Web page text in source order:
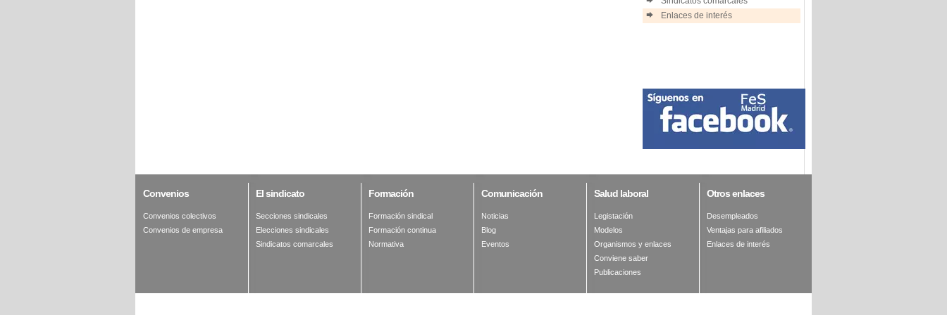
Enlaces de interés
Convenios
Convenios colectivos
Convenios de empresa
Elsindicato
Secciones sindicales
Elecciones sindicales
Sindicatos comarcales
Formación
Formación sindical
Formación continua
Normativa
Comunicación
Noticias
Blog
Eventos
Salud laboral
Legistación
Modelos
Organismos y enlaces
Conviene saber
Publicaciones
Otrosenlaces
Desempleados
Ventajas para afiliados
Enlaces de interés